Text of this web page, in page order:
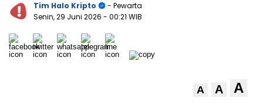
Tim Halo Kripto
- Pewarta
Senin, 29 Juni 2026 - 00:21 WIB
A A A